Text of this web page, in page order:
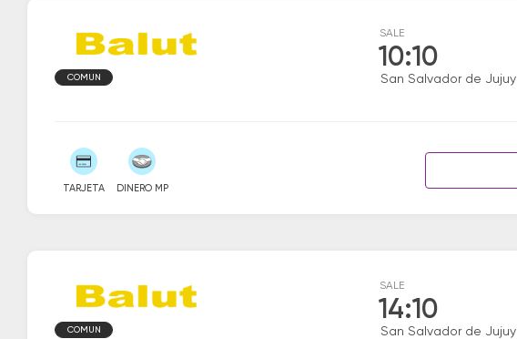
SALE
10:10
San Salvador de Jujuy
COMUN
TARJETA DINERO MP
SALE
14:10
San Salvador de Jujuy
COMUN